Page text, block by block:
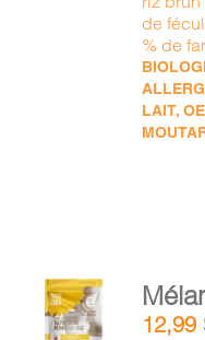
de
% de
LAIT,
AJOUTER
AU
PANIER
12,99